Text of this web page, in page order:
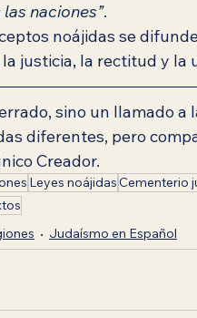
naciones”.
noájidas se
justicia, la rectitud y la
sino un llamado
diferentes, pero
Creador.
Leyes noájidasCementerio
Judaísmo en Español